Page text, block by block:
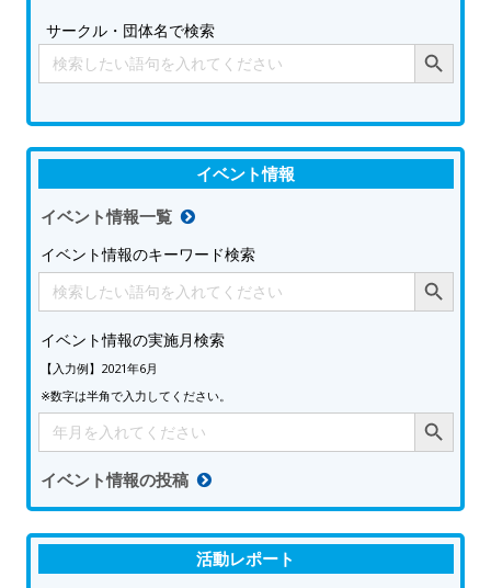
サークル・団体名で検索
Search
for:
Search Button
イベント情報
イベント情報一覧
イベント情報のキーワード検索
Search
for:
Search Button
イベント情報の実施月検索
【入力例】2021年6月
※数字は半角で入力してください。
Search
for:
Search Button
イベント情報の投稿
活動レポート